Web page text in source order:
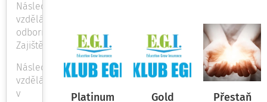
Následné
vzdělávání
odbornost
Zajištění
Následné
vzdělávání
v
Platinum
Gold
Přestaň